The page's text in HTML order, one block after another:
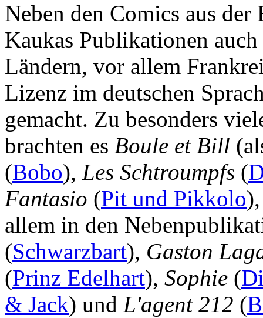
Neben den Comics aus
Kaukas Publikationen
Ländern, vor allem
Lizenz im deutschen
gemacht. Zu besonders
brachten es Boule et Bill
(Bobo), Les Schtroumpfs (
Fantasio (Pit und Pikkolo
allem in den
(Schwarzbart), Gaston
(Prinz Edelhart), Sophie (
& Jack) und L'agent 212 (